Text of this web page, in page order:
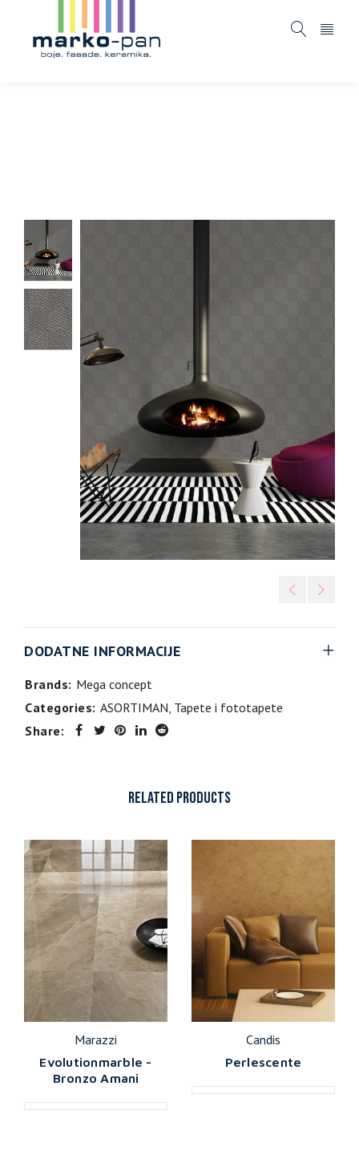
DODATNE INFORMACIJE
Brands: Mega concept
Categories: ASORTIMAN, Tapete i fototapete
Share:
RELATED PRODUCTS
Marazzi
Evolutionmarble -
Bronzo Amani
Candis
Perlescente